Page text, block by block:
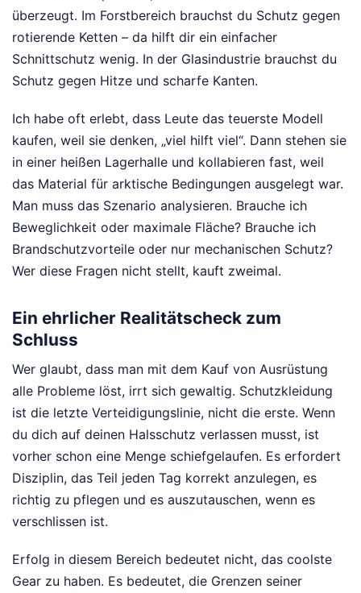
überzeugt. Im Forstbereich brauchst du Schutz gegen
rotierende Ketten – da hilft dir ein einfacher
Schnittschutz wenig. In der Glasindustrie brauchst du
Schutz gegen Hitze und scharfe Kanten.
Ich habe oft erlebt, dass Leute das teuerste Modell
kaufen, weil sie denken, „viel hilft viel“. Dann stehen sie
in einer heißen Lagerhalle und kollabieren fast, weil
das Material für arktische Bedingungen ausgelegt war.
Man muss das Szenario analysieren. Brauche ich
Beweglichkeit oder maximale Fläche? Brauche ich
Brandschutzvorteile oder nur mechanischen Schutz?
Wer diese Fragen nicht stellt, kauft zweimal.
Ein ehrlicher Realitätscheck zum
Schluss
Wer glaubt, dass man mit dem Kauf von Ausrüstung
alle Probleme löst, irrt sich gewaltig. Schutzkleidung
ist die letzte Verteidigungslinie, nicht die erste. Wenn
du dich auf deinen Halsschutz verlassen musst, ist
vorher schon eine Menge schiefgelaufen. Es erfordert
Disziplin, das Teil jeden Tag korrekt anzulegen, es
richtig zu pflegen und es auszutauschen, wenn es
verschlissen ist.
Erfolg in diesem Bereich bedeutet nicht, das coolste
Gear zu haben. Es bedeutet, die Grenzen seiner